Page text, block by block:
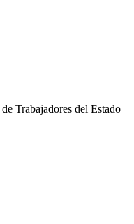
Trabajadores del Estado